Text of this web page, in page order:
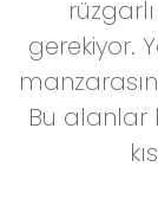
gerekiyor.
Bu